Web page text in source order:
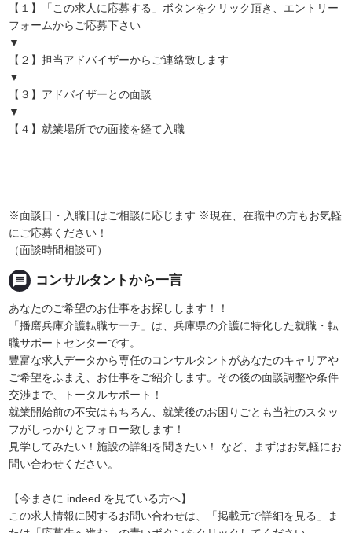
【１】「この求人に応募する」ボタンをクリック頂き、エントリー
フォームからご応募下さい
▼
【２】担当アドバイザーからご連絡致します
▼
【３】アドバイザーとの面談
▼
【４】就業場所での面接を経て入職
※面談日・入職日はご相談に応じます ※現在、在職中の方もお気軽
にご応募ください！
（面談時間相談可）
message コンサルタントから一言
あなたのご希望のお仕事をお探しします！！
「播磨兵庫介護転職サーチ」は、兵庫県の介護に特化した就職・転
職サポートセンターです。
豊富な求人データから専任のコンサルタントがあなたのキャリアや
ご希望をふまえ、お仕事をご紹介します。その後の面談調整や条件
交渉まで、トータルサポート！
就業開始前の不安はもちろん、就業後のお困りごとも当社のスタッ
フがしっかりとフォロー致します！
見学してみたい！施設の詳細を聞きたい！ など、まずはお気軽にお
問い合わせください。
【今まさに indeed を見ている方へ】
この求人情報に関するお問い合わせは、「掲載元で詳細を見る」ま